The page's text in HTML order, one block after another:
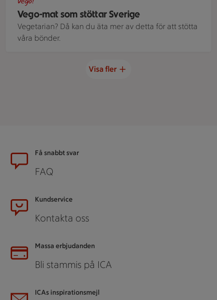
Vego-mat som stöttar Sverige
Vego!
Vegetarian? Då kan du äta mer av detta för att stötta
våra bönder.
Visa fler
SidfotFå snabbt svar
FAQ
Kundservice
Kontakta oss
Massa erbjudanden
Bli stammis på ICA
ICAs inspirationsmejl